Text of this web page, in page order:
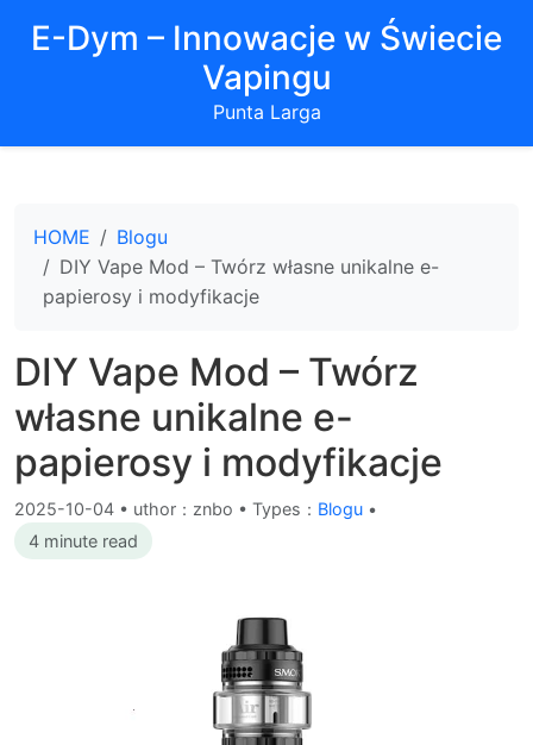
E-Dym – Innowacje w Świecie
Vapingu
Punta Larga
HOME
Blogu
DIY Vape Mod – Twórz własne unikalne e-
papierosy i modyfikacje
DIY Vape Mod – Twórz
własne unikalne e-
papierosy i modyfikacje
2025-10-04 • uthor：znbo • Types： Blogu •
4 minute read